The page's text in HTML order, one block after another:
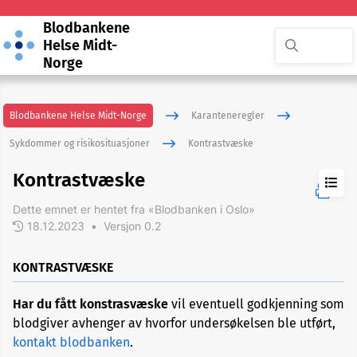
Blodbankene
Helse Midt-
Norge
Blodbankene Helse Midt-Norge Karanteneregler
Sykdommer og risikosituasjoner Kontrastvæske
eller
nålbehandling
Kontrastvæske
Dette emnet er hentet fra «Blodbanken i Oslo»
18.12.2023
• Versjon 0.2
KONTRASTVÆSKE
Har du fått konstrasvæske vil eventuell godkjenning som
blodgiver avhenger av hvorfor undersøkelsen ble utført,
kontakt blodbanken.